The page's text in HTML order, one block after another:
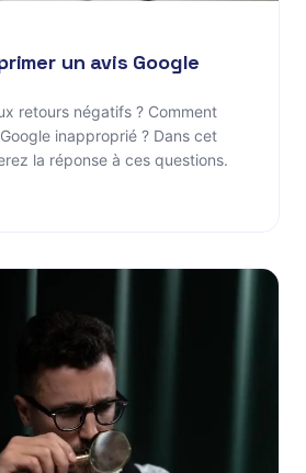
un avis Google
retours négatifs ? Comment
inapproprié ? Dans cet
la réponse à ces questions.